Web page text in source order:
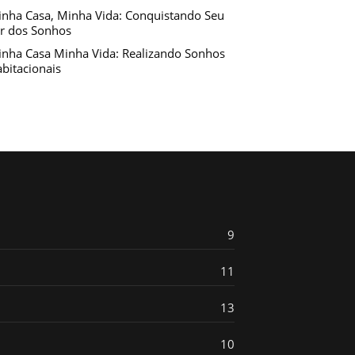
Casa, Minha Vida: Conquistando Seu
dos Sonhos
Casa Minha Vida: Realizando Sonhos
9
11
13
10